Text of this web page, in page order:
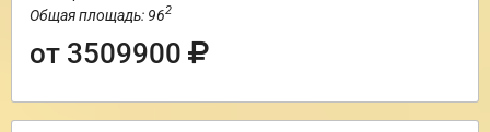
Общая площадь: 962
от 3509900